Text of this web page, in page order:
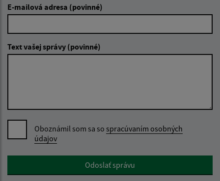
E-mailová adresa (povinné)
Text vašej správy (povinné)
Oboznámil som sa so spracúvaním osobných
údajov
Google reCaptcha ResponseOdoslať správu